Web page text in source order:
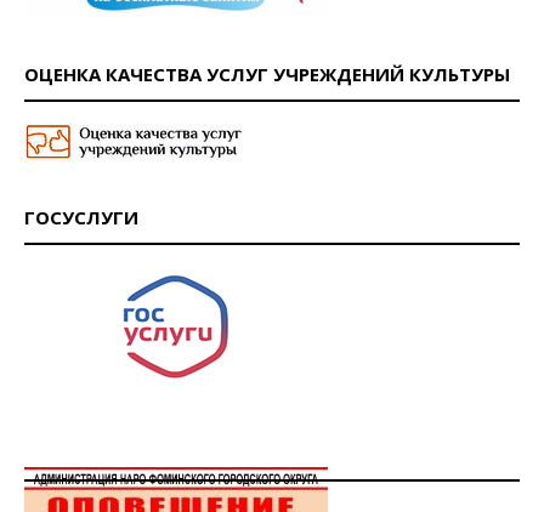
ОЦЕНКА КАЧЕСТВА УСЛУГ УЧРЕЖДЕНИЙ КУЛЬТУРЫ
ГОСУСЛУГИ